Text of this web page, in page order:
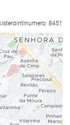
8451